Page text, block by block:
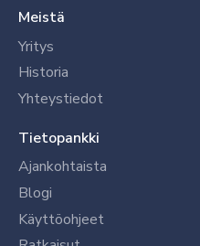
Meistä
Yritys
Historia
Yhteystiedot
Tietopankki
Ajankohtaista
Blogi
Käyttöohjeet